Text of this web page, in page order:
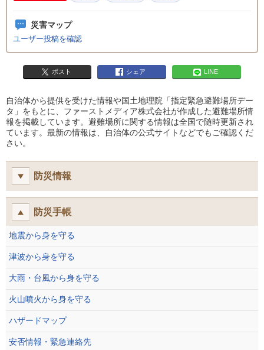
災害マップ
ユーザー投稿を確認
ポスト シェア LINE
自治体から提供を受けた情報や国土地理院「指定緊急避難場所デー
タ」をもとに、ファーストメディア株式会社が作成した避難場所情
報を掲載しています。避難場所に関する情報は全国で随時更新され
ています。最新の情報は、自治体の公式サイトなどでもご確認くだ
さい。
防災情報
防災手帳
地震から身を守る
津波から身を守る
大雨・台風から身を守る
火山噴火から身を守る
ハザードマップ
安否情報・緊急連絡先